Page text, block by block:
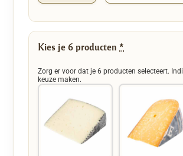
Kies je 6 producten *
Zorg er voor dat je 6 producten selecteert.
keuze maken.